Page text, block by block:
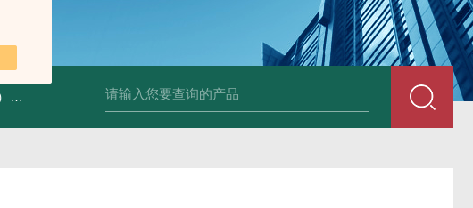
FITC标记小鼠抗His tag 组织细胞固定液（8％，PFA） 总胆汁酸（TBA）质